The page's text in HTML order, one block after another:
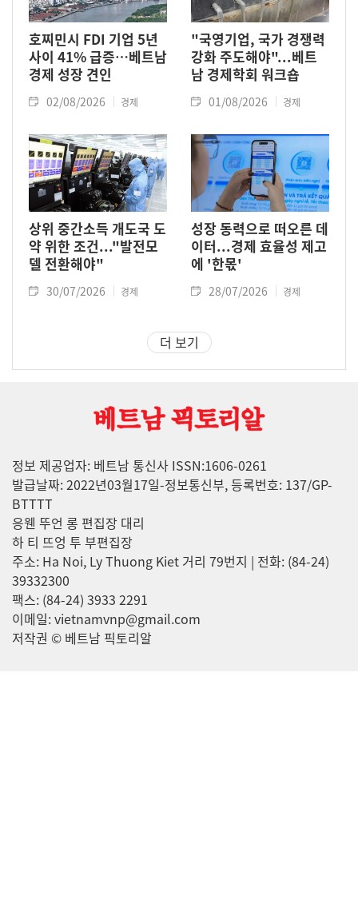
호찌민시 FDI 기업 5년
사이 41% 급증…베트남
경제 성장 견인
02/08/2026 경제
"국영기업, 국가 경쟁력
강화 주도해야"...베트
남 경제학회 워크숍
01/08/2026 경제
상위 중간소득 개도국 도
약 위한 조건..."발전모
델 전환해야"
30/07/2026 경제
성장 동력으로 떠오른 데
이터...경제 효율성 제고
에 '한몫'
28/07/2026 경제
더 보기
정보 제공업자: 베트남 통신사 ISSN:1606-0261
발급날짜: 2022년03월17일-정보통신부, 등록번호: 137/GP-
BTTTT
응웬 뚜언 롱 편집장 대리
하 티 뜨엉 투 부편집장
주소: Ha Noi, Ly Thuong Kiet 거리 79번지 | 전화: (84-24)
39332300
팩스: (84-24) 3933 2291
이메일: vietnamvnp@gmail.com
저작권 © 베트남 픽토리알